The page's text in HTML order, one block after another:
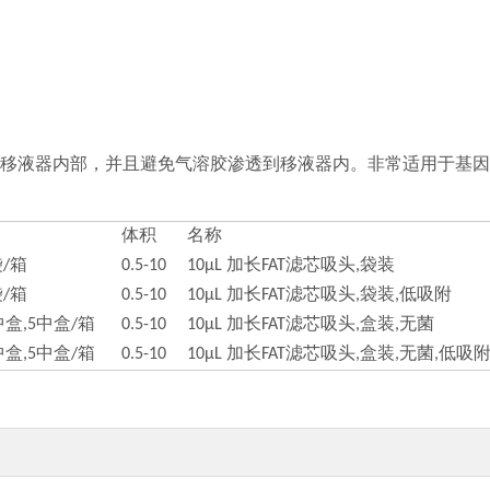
液器内部，并且避免气溶胶渗透到移液器内。非常适用于基
体积
名称
/箱
0.5-10
10μL 加长FAT滤芯吸头,袋装
/箱
0.5-10
10μL 加长FAT滤芯吸头,袋装,低吸附
盒,5中盒/箱
0.5-10
10μL 加长FAT滤芯吸头,盒装,无菌
盒,5中盒/箱
0.5-10 10μL 加长FAT滤芯吸头,盒装,无菌,低吸附